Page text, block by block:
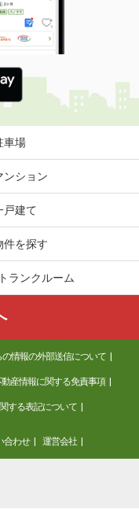
車場
ンション
戸建て
件を探す
ランクルーム
情報の外部送信について
産情報に関する免責事項
する表記について
合わせ 運営会社